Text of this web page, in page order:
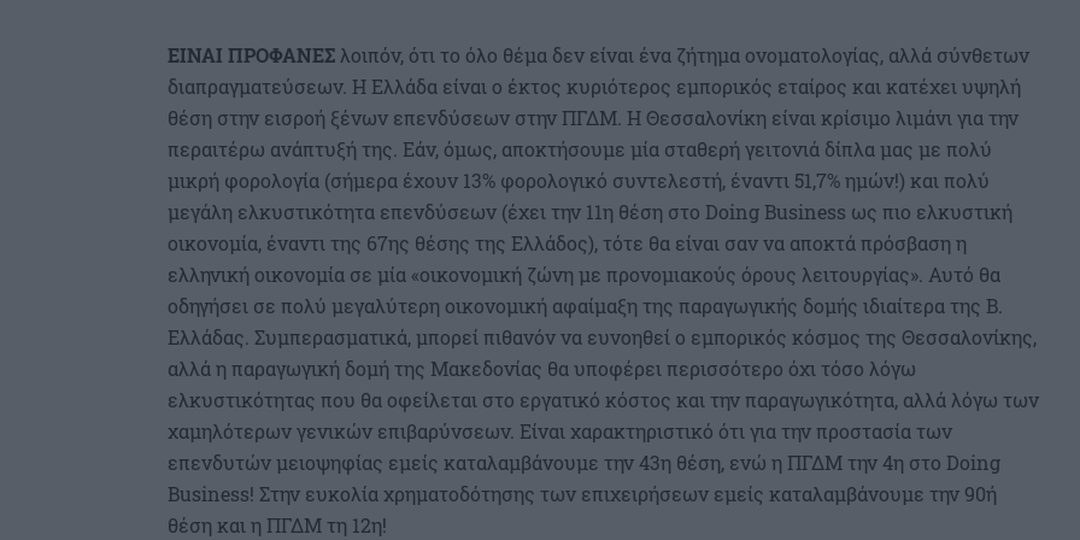
ΕΙΝΑΙ ΠΡΟΦΑΝΕΣ λοιπόν, ότι το όλο θέμα δεν είναι ένα ζήτημα ονοματολογίας, αλλά σύνθετων
διαπραγματεύσεων. Η Ελλάδα είναι ο έκτος κυριότερος εμπορικός εταίρος και κατέχει υψηλή
θέση στην εισροή ξένων επενδύσεων στην ΠΓΔΜ. Η Θεσσαλονίκη είναι κρίσιμο λιμάνι για την
περαιτέρω ανάπτυξή της. Εάν, όμως, αποκτήσουμε μία σταθερή γειτονιά δίπλα μας με πολύ
μικρή φορολογία (σήμερα έχουν 13% φορολογικό συντελεστή, έναντι 51,7% ημών!) και πολύ
μεγάλη ελκυστικότητα επενδύσεων (έχει την 11η θέση στο Doing Business ως πιο ελκυστική
οικονομία, έναντι της 67ης θέσης της Ελλάδος), τότε θα είναι σαν να αποκτά πρόσβαση η
ελληνική οικονομία σε μία «οικονομική ζώνη με προνομιακούς όρους λειτουργίας». Αυτό θα
οδηγήσει σε πολύ μεγαλύτερη οικονομική αφαίμαξη της παραγωγικής δομής ιδιαίτερα της Β.
Ελλάδας. Συμπερασματικά, μπορεί πιθανόν να ευνοηθεί ο εμπορικός κόσμος της Θεσσαλονίκης,
αλλά η παραγωγική δομή της Μακεδονίας θα υποφέρει περισσότερο όχι τόσο λόγω
ελκυστικότητας που θα οφείλεται στο εργατικό κόστος και την παραγωγικότητα, αλλά λόγω των
χαμηλότερων γενικών επιβαρύνσεων. Είναι χαρακτηριστικό ότι για την προστασία των
επενδυτών μειοψηφίας εμείς καταλαμβάνουμε την 43η θέση, ενώ η ΠΓΔΜ την 4η στο Doing
Business! Στην ευκολία χρηματοδότησης των επιχειρήσεων εμείς καταλαμβάνουμε την 90ή
θέση και η ΠΓΔΜ τη 12η!